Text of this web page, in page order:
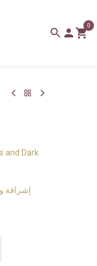
0
and Dark
إشراقة